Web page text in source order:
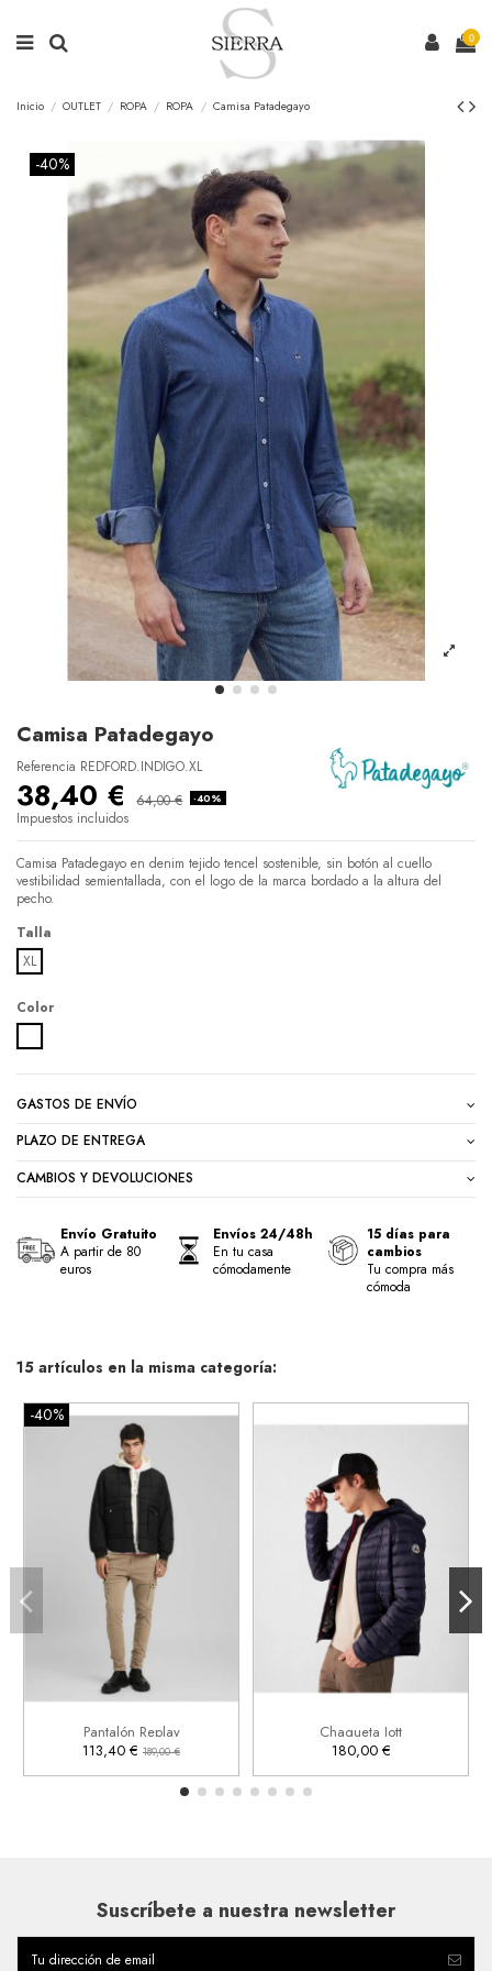
0
Inicio OUTLET ROPA ROPA Camisa Patadegayo
-40%
Camisa Patadegayo
Referencia REDFORD.INDIGO.XL
38,40 € 64,00 € -40%
Impuestos incluidos
Camisa Patadegayo en denim tejido tencel sostenible, sin botón al cuello
vestibilidad semientallada, con el logo de la marca bordado a la altura del
pecho.
Talla
XL
Color
GASTOS DE ENVÍO
PLAZO DE ENTREGA
CAMBIOS Y DEVOLUCIONES
Envío Gratuito
A partir de 80
euros
Envíos 24/48h
En tu casa
cómodamente
15 días para
cambios
Tu compra más
cómoda
15 artículos en la misma categoría:
-40%
Pantalón Replay
113,40 € 189,00 €
30 33
 Añadir al carrito
Chaqueta Jott
180,00 €
Añadir al carrito
Suscríbete a nuestra newsletter